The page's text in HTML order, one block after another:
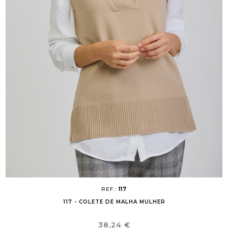
REF.:117
117 - COLETE DE MALHA MULHER
Preço
38,24 €